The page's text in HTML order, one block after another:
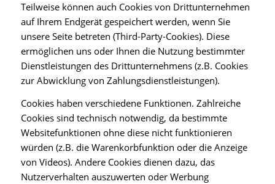
Teilweise können auch Cookies von Drittunternehmen
auf Ihrem Endgerät gespeichert werden, wenn Sie
unsere Seite betreten (Third-Party-Cookies). Diese
ermöglichen uns oder Ihnen die Nutzung bestimmter
Dienstleistungen des Drittunternehmens (z.B. Cookies
zur Abwicklung von Zahlungsdienstleistungen).
Cookies haben verschiedene Funktionen. Zahlreiche
Cookies sind technisch notwendig, da bestimmte
Websitefunktionen ohne diese nicht funktionieren
würden (z.B. die Warenkorbfunktion oder die Anzeige
von Videos). Andere Cookies dienen dazu, das
Nutzerverhalten auszuwerten oder Werbung